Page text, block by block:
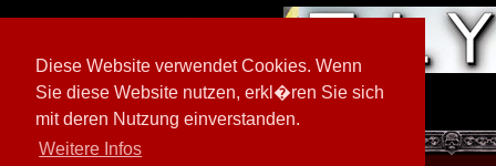
Diese Website verwendet Cookies. Wenn
Sie diese Website nutzen, erkl�ren Sie sich
mit deren Nutzung einverstanden.
Weitere Infos
[ 597026/M3]